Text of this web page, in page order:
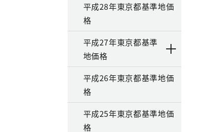
平成28年東京都基準地価
格
平成27年東京都基準
地価格
平成26年東京都基準地価
格
平成25年東京都基準地価
格